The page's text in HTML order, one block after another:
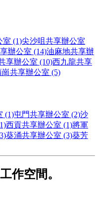
室 (1)尖沙咀共享辦公室
辦公室 (14)油麻地共享辦
享辦公室 (10)西九龍共享
崗共享辦公室 (5)
(1)屯門共享辦公室 (2)沙
西貢共享辦公室 (1)將軍
葵涌共享辦公室 (3)葵芳
作空間。